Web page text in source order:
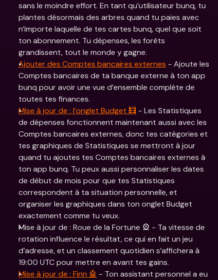
sans le moindre effort. En tant qu’utilisateur bunq, tu
plantes désormais des arbres quand tu paies avec
n’importe laquelle de tes cartes bunq, quel que soit
ton abonnement. Tu dépenses, les forêts
grandissent, tout le monde y gagne.
Ajouter des Comptes bancaires externes - Ajoute les
Comptes bancaires de ta banque externe à ton app
bunq pour avoir une vue d’ensemble complète de
toutes tes finances.
Mise à jour de : l’onglet Budget 🧮 - Les Statistiques
de dépenses fonctionnent maintenant aussi avec les
Comptes bancaires externes, donc tes catégories et
tes graphiques de Statistiques se mettront à jour
quand tu ajoutes tes Comptes bancaires externes à
ton app bunq. Tu peux aussi personnaliser les dates
de début de mois pour que tes Statistiques
correspondent à ta situation personnelle, et
organiser les graphiques dans ton onglet Budget
exactement comme tu veux.
Mise à jour de : Roue de la Fortune 🎡 - Ta vitesse de
rotation influence le résultat, ce qui en fait un jeu
d’adresse, et un classement quotidien s’affichera à
19:00 UTC pour mettre en avant tes gains.
Mise à jour de : Finn 🤖 - Ton assistant personnel a eu